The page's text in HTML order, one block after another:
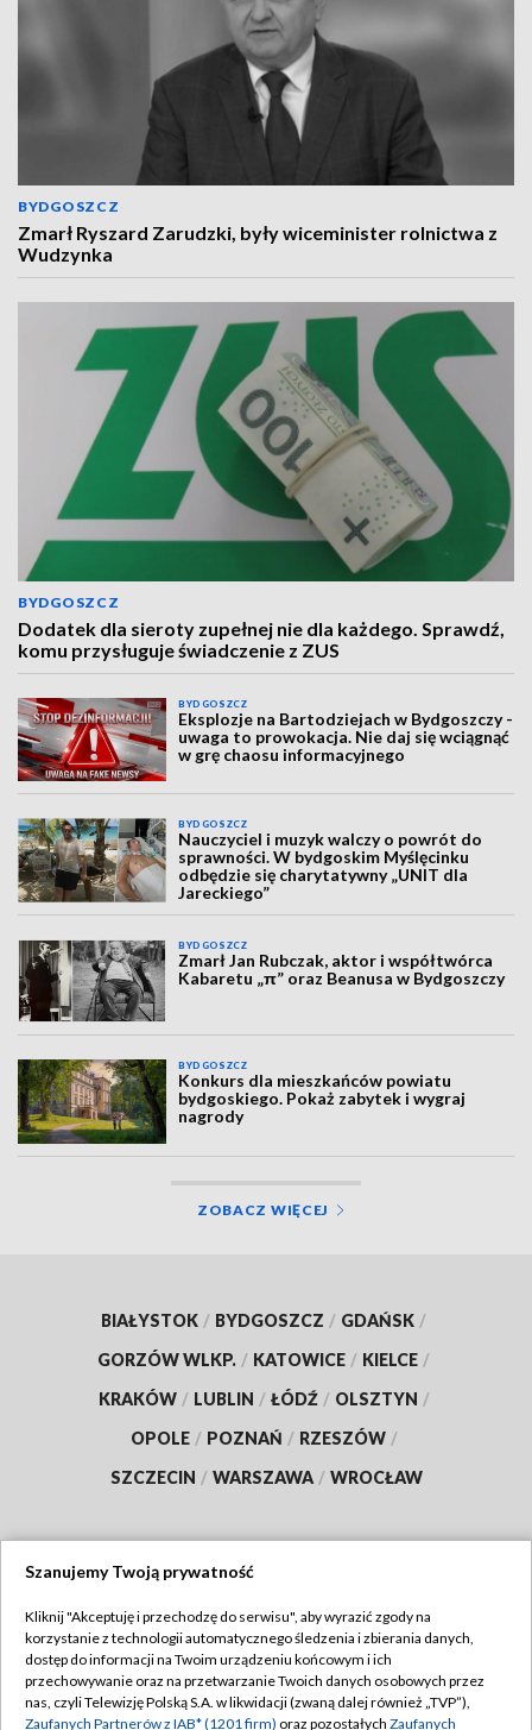
BYDGOSZCZ
Zmarł Ryszard Zarudzki, były wiceminister rolnictwa z
Wudzynka
BYDGOSZCZ
Dodatek dla sieroty zupełnej nie dla każdego. Sprawdź,
komu przysługuje świadczenie z ZUS
BYDGOSZCZ
Eksplozje na Bartodziejach w Bydgoszczy -
uwaga to prowokacja. Nie daj się wciągnąć
w grę chaosu informacyjnego
BYDGOSZCZ
Nauczyciel i muzyk walczy o powrót do
sprawności. W bydgoskim Myślęcinku
odbędzie się charytatywny „UNIT dla
Jareckiego”
BYDGOSZCZ
Zmarł Jan Rubczak, aktor i współtwórca
Kabaretu „π” oraz Beanusa w Bydgoszczy
BYDGOSZCZ
Konkurs dla mieszkańców powiatu
bydgoskiego. Pokaż zabytek i wygraj
nagrody
ZOBACZ WIĘCEJ
BIAŁYSTOK / BYDGOSZCZ / GDAŃSK /
GORZÓW WLKP. / KATOWICE / KIELCE /
KRAKÓW / LUBLIN / ŁÓDŹ / OLSZTYN /
OPOLE / POZNAŃ / RZESZÓW /
SZCZECIN / WARSZAWA / WROCŁAW
TVP
Abonament TVP
Emisja w TVP
Regulamin TVP
Szanujemy Twoją prywatność
Kliknij "Akceptuję i przechodzę do serwisu", aby wyrazić zgody na
korzystanie z technologii automatycznego śledzenia i zbierania danych,
dostęp do informacji na Twoim urządzeniu końcowym i ich
przechowywanie oraz na przetwarzanie Twoich danych osobowych przez
nas, czyli Telewizję Polską S.A. w likwidacji (zwaną dalej również „TVP”),
Zaufanych Partnerów z IAB* (1201 firm) oraz pozostałych Zaufanych